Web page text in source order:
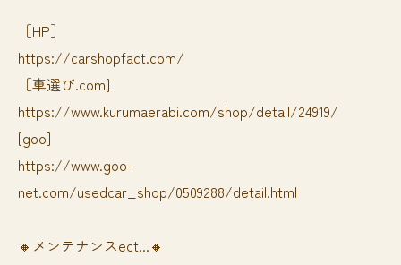
［HP］
https://carshopfact.com/
［車選び.com]
https://www.kurumaerabi.com/shop/detail/24919/
[goo]
https://www.goo-
net.com/usedcar_shop/0509288/detail.html
🔸メンテナンスect...🔸